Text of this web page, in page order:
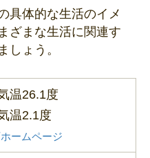
具体的な生活のイメ
ざまな生活に関連す
しょう。
温26.1度
温2.1度
ームページ